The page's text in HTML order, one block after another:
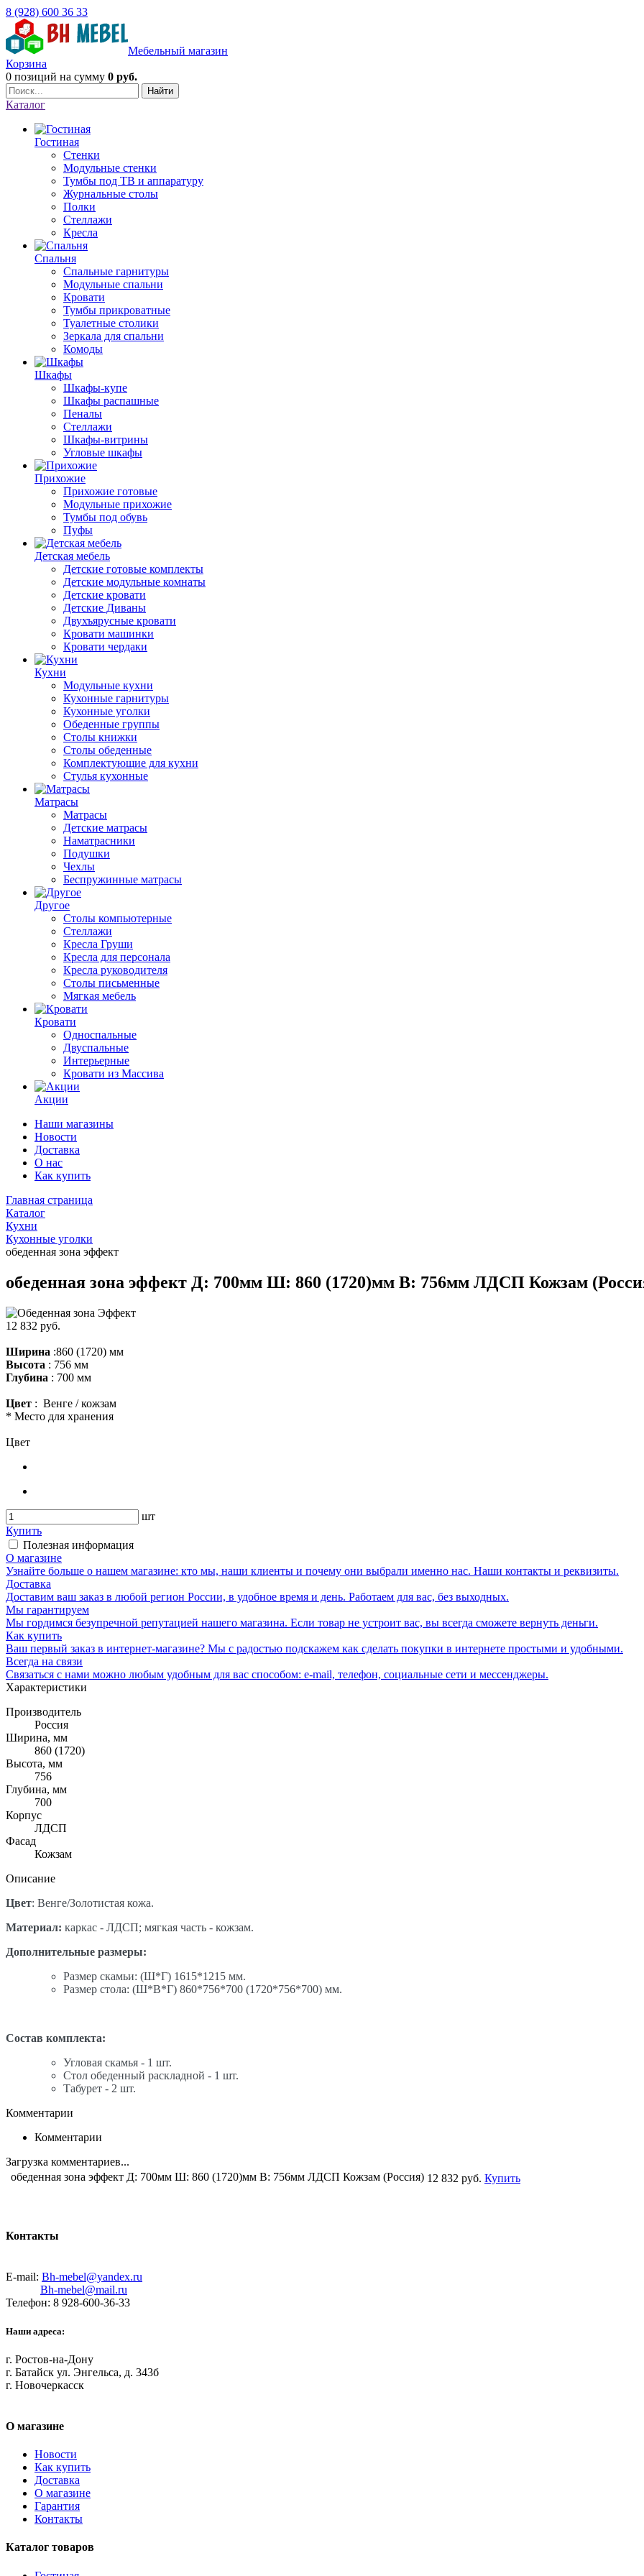
8 (928) 600 36 33
Мебельный магазин
Корзина
0 позиций на сумму 0 руб.
Найти
Каталог
Гостиная
Стенки
Модульные стенки
Тумбы под ТВ и аппаратуру
Журнальные столы
Полки
Стеллажи
Кресла
Спальня
Спальные гарнитуры
Модульные спальни
Кровати
Тумбы прикроватные
Туалетные столики
Зеркала для спальни
Комоды
Шкафы
Шкафы-купе
Шкафы распашные
Пеналы
Стеллажи
Шкафы-витрины
Угловые шкафы
Прихожие
Прихожие готовые
Модульные прихожие
Тумбы под обувь
Пуфы
Детская мебель
Детские готовые комплекты
Детские модульные комнаты
Детские кровати
Детские Диваны
Двухъярусные кровати
Кровати машинки
Кровати чердаки
Кухни
Модульные кухни
Кухонные гарнитуры
Кухонные уголки
Обеденные группы
Столы книжки
Столы обеденные
Комплектующие для кухни
Стулья кухонные
Матрасы
Матрасы
Детские матрасы
Наматрасники
Подушки
Чехлы
Беспружинные матрасы
Другое
Столы компьютерные
Стеллажи
Кресла Груши
Кресла для персонала
Кресла руководителя
Столы письменные
Мягкая мебель
Кровати
Односпальные
Двуспальные
Интерьерные
Кровати из Массива
Акции
Наши магазины
Новости
Доставка
О нас
Как купить
Главная страница
Каталог
Кухни
Кухонные уголки
обеденная зона эффект
обеденная зона эффект Д: 700мм Ш: 860 (1720)мм В: 756мм ЛДСП Кожзам
12 832 руб.
Ширина :860 (1720) мм
Высота : 756 мм
Глубина : 700 мм
Цвет : Венге / кожзам
* Место для хранения
Цвет
шт
Купить
Полезная информация
О магазине
Узнайте больше о нашем магазине: кто мы, наши клиенты и почему они выбрали именно нас. Наши контакты и реквизиты.
Доставка
Доставим ваш заказ в любой регион России, в удобное время и день. Работаем для вас, без выходных.
Мы гарантируем
Мы гордимся безупречной репутацией нашего магазина. Если товар не устроит вас, вы всегда сможете вернуть деньги.
Как купить
Ваш первый заказ в интернет-магазине? Мы с радостью подскажем как сделать покупки в интернете простыми и удобными.
Всегда на связи
Связаться с нами можно любым удобным для вас способом: e-mail, телефон, социальные сети и мессенджеры.
Характеристики
Производитель
Россия
Ширина, мм
860 (1720)
Высота, мм
756
Глубина, мм
700
Корпус
ЛДСП
Фасад
Кожзам
Описание
Цвет: Венге/Золотистая кожа.
Материал: каркас - ЛДСП; мягкая часть - кожзам.
Дополнительные размеры:
Размер скамьи: (Ш*Г) 1615*1215 мм.
Размер стола: (Ш*В*Г) 860*756*700 (1720*756*700) мм.
Состав комплекта:
Угловая скамья - 1 шт.
Стол обеденный раскладной - 1 шт.
Табурет - 2 шт.
Комментарии
Комментарии
Загрузка комментариев...
обеденная зона эффект Д: 700мм Ш: 860 (1720)мм В: 756мм ЛДСП Кожзам (Россия) 12 832 руб. Купить
Контакты
E-mail: Bh-mebel@yandex.ru
Bh-mebel@mail.ru
Телефон: 8 928-600-36-33
Наши адреса:
г. Ростов-на-Дону
г. Батайск ул. Энгельса, д. 343б
г. Новочеркасск
О магазине
Новости
Как купить
Доставка
О магазине
Гарантия
Контакты
Каталог товаров